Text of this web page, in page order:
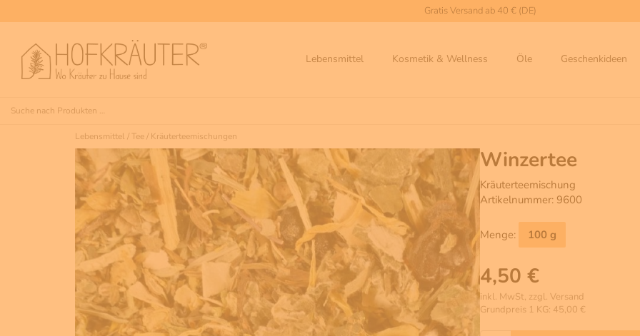
Gratis Versand ab 40 € (DE)
Lebensmittel Kosmetik & Wellness Öle Geschenkideen
Lebensmittel / Tee/ Kräuterteemischungen
Winzertee
Kräuterteemischung
Artikelnummer: 9600
Menge: 100 g
4,50 €
inkl. MwSt, zzgl. Versand
Grundpreis 1 KG: 45,00 €